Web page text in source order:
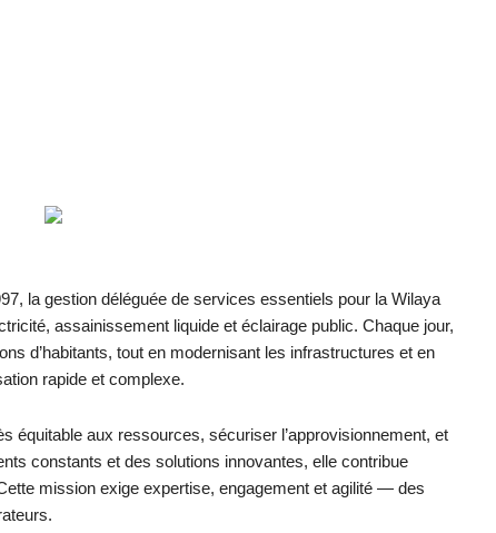
la gestion déléguée de services essentiels pour la Wilaya
assainissement liquide et éclairage public. Chaque jour,
d’habitants, tout en modernisant les infrastructures et en
rapide et complexe.
équitable aux ressources, sécuriser l’approvisionnement, et
constants et des solutions innovantes, elle contribue
mission exige expertise, engagement et agilité — des